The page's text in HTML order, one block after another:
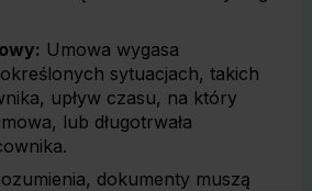
Umowa wygasa
sytuacjach, takich
upływ czasu, na który
lub długotrwała
dokumenty muszą